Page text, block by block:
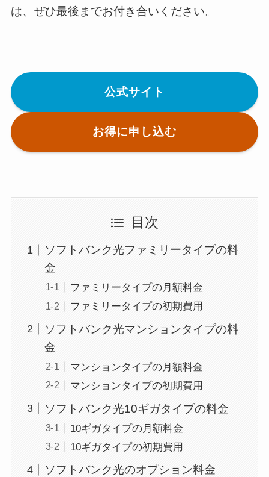
は、ぜひ最後までお付き合いください。
公式サイト
お得に申し込む
目次
ソフトバンク光ファミリータイプの料
金
ファミリータイプの月額料金
ファミリータイプの初期費用
ソフトバンク光マンションタイプの料
金
マンションタイプの月額料金
マンションタイプの初期費用
ソフトバンク光10ギガタイプの料金
10ギガタイプの月額料金
10ギガタイプの初期費用
ソフトバンク光のオプション料金